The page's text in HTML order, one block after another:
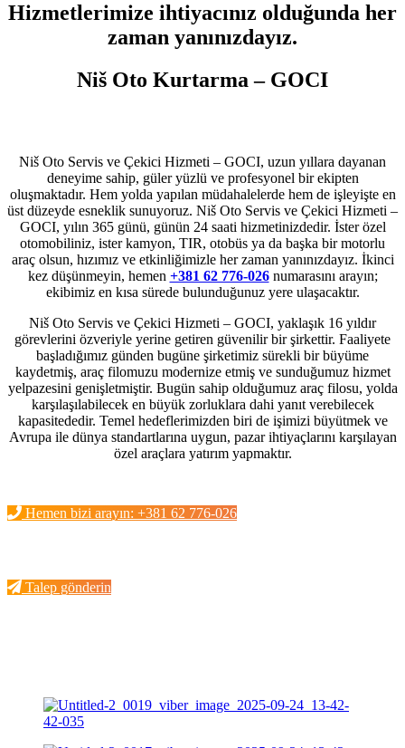
Hizmetlerimize ihtiyacınız olduğunda her
zaman yanınızdayız.
Niš Oto Kurtarma – GOCI
Niš Oto Servis ve Çekici Hizmeti – GOCI, uzun yıllara dayanan
deneyime sahip, güler yüzlü ve profesyonel bir ekipten
oluşmaktadır. Hem yolda yapılan müdahalelerde hem de işleyişte en
üst düzeyde esneklik sunuyoruz. Niš Oto Servis ve Çekici Hizmeti –
GOCI, yılın 365 günü, günün 24 saati hizmetinizdedir. İster özel
otomobiliniz, ister kamyon, TIR, otobüs ya da başka bir motorlu
araç olsun, hızımız ve etkinliğimizle her zaman yanınızdayız. İkinci
kez düşünmeyin, hemen +381 62 776-026numarasını arayın;
ekibimiz en kısa sürede bulunduğunuz yere ulaşacaktır.
Niš Oto Servis ve Çekici Hizmeti – GOCI, yaklaşık 16 yıldır
görevlerini özveriyle yerine getiren güvenilir bir şirkettir. Faaliyete
başladığımız günden bugüne şirketimiz sürekli bir büyüme
kaydetmiş, araç filomuzu modernize etmiş ve sunduğumuz hizmet
yelpazesini genişletmiştir. Bugün sahip olduğumuz araç filosu, yolda
karşılaşılabilecek en büyük zorluklara dahi yanıt verebilecek
kapasitededir. Temel hedeflerimizden biri de işimizi büyütmek ve
Avrupa ile dünya standartlarına uygun, pazar ihtiyaçlarını karşılayan
özel araçlara yatırım yapmaktır.
Hemen bizi arayın: +381 62 776-026
Talep gönderin